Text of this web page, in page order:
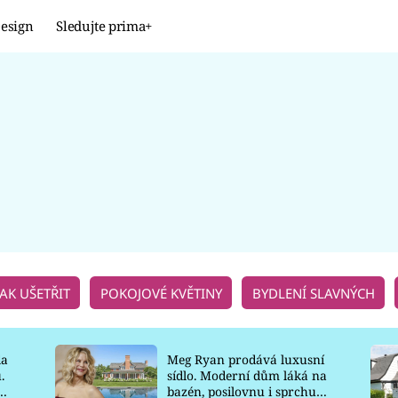
Sledujte prima+
UŠETŘIT POKOJOVÉ KVĚTINY BYDLENÍ SLAVNÝCH
Meg Ryan prodává luxusní
sídlo. Moderní dům láká na
bazén, posilovnu i sprchu